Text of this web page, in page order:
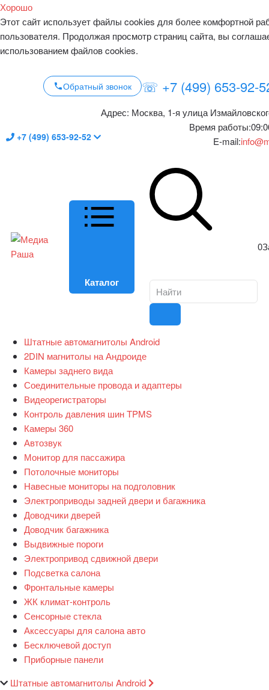
Хорошо
Этот сайт использует файлы cookies для более комфортной
пользователя. Продолжая просмотр страниц сайта, вы
использованием файлов cookies.
Обратный звонок ☏ +7 (499) 653-92-
+7 (499) 653-92-52
Адрес: Москва, 1-я улица
Время работы:
E-mail:
Каталог
0
Штатные автомагнитолы Android
2DIN магнитолы на Андроиде
Камеры заднего вида
Соединительные провода и адаптеры
Видеорегистраторы
Контроль давления шин TPMS
Камеры 360
Автозвук
Монитор для пассажира
Потолочные мониторы
Навесные мониторы на подголовник
Электроприводы задней двери и багажника
Доводчики дверей
Доводчик багажника
Выдвижные пороги
Электропривод сдвижной двери
Подсветка салона
Фронтальные камеры
ЖК климат-контроль
Сенсорные стекла
Аксессуары для салона авто
Бесключевой доступ
Приборные панели
Штатные автомагнитолы Android